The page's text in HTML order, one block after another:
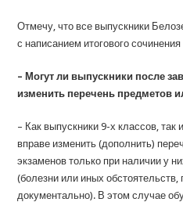
Отмечу, что все выпускники
с написанием итогового
– Могут ли выпускники после
изменить перечень предметов
– Как выпускники 9-х классов, так
вправе изменить (дополнить)
экзаменов только при наличии у
(болезни или иных
документально). В этом случае